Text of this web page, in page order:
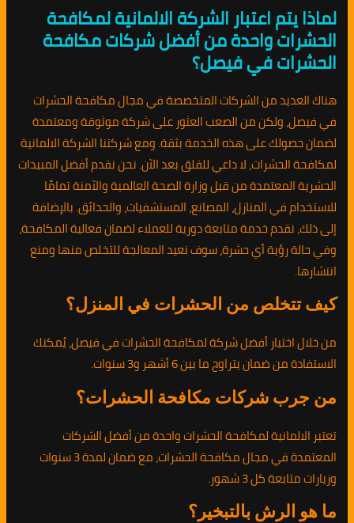
لماذا يتم اعتبار الشركة الالمانية لمكافحة
الحشرات واحدة من أفضل شركات مكافحة
الحشرات في فيصل؟
هناك العديد من الشركات المتخصصة في مجال مكافحة الحشرات
في فيصل، ولكن من الصعب العثور على شركة موثوقة ومعتمدة
لضمان حصولك على هذه الخدمة بثقة. ومع شركتنا الشركة الالمانية
لمكافحة الحشرات، لا داعي للقلق بعد الآن. نحن نقدم أفضل المبيدات
الحشرية المعتمدة من قبل وزارة الصحة العالمية والآمنة تمامًا
للاستخدام في المنازل، المصانع، المستشفيات، والحدائق. بالإضافة
إلى ذلك، نقدم خدمة متابعة دورية للعملاء لضمان فعالية المكافحة،
وفي حالة رؤية أي حشرة، سوف نعيد المعالجة للتخلص منها ومنع
انتشارها.
كيف تتخلص من الحشرات في المنزل؟
من خلال اختيار أفضل شركة لمكافحة الحشرات في فيصل، يُمكنك
الاستفادة من ضمان يتراوح ما بين 6 أشهر و3 سنوات.
من جرب شركات مكافحة الحشرات؟
تعتبر الالمانية لمكافحة الحشرات واحدة من أفضل الشركات
المعتمدة في مجال مكافحة الحشرات، مع ضمان لمدة 3 سنوات
وزيارات متابعة كل 3 شهور.
ما هو الرش بالتبخير؟